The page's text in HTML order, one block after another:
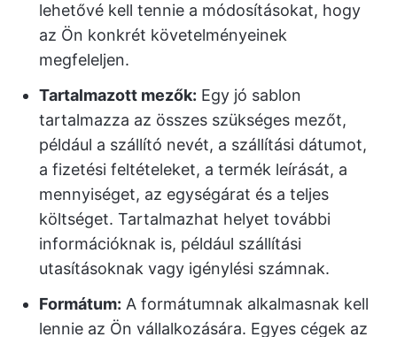
lehetővé kell tennie a módosításokat, hogy
az Ön konkrét követelményeinek
megfeleljen.
Tartalmazott mezők: Egy jó sablon
tartalmazza az összes szükséges mezőt,
például a szállító nevét, a szállítási dátumot,
a fizetési feltételeket, a termék leírását, a
mennyiséget, az egységárat és a teljes
költséget. Tartalmazhat helyet további
információknak is, például szállítási
utasításoknak vagy igénylési számnak.
Formátum: A formátumnak alkalmasnak kell
lennie az Ön vállalkozására. Egyes cégek az